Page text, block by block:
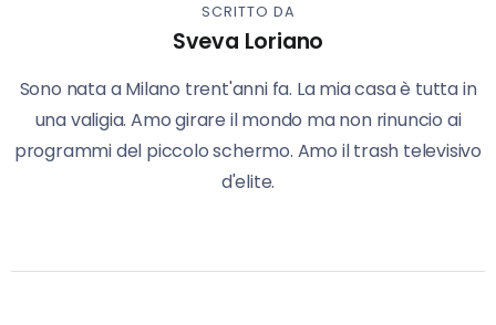
SCRITTO DA
Sveva Loriano
Sono nata a Milano trent'anni fa. La mia casa è tutta in
una valigia. Amo girare il mondo ma non rinuncio ai
programmi del piccolo schermo. Amo il trash televisivo
d'elite.